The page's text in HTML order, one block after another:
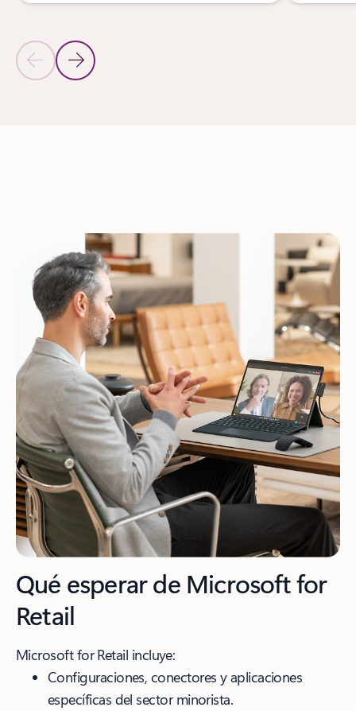
Diapositiva anterior
Diapositiva siguiente
Qué esperar de Microsoft for
Retail
Microsoft for Retail incluye:
Configuraciones, conectores y aplicaciones
específicas del sector minorista.